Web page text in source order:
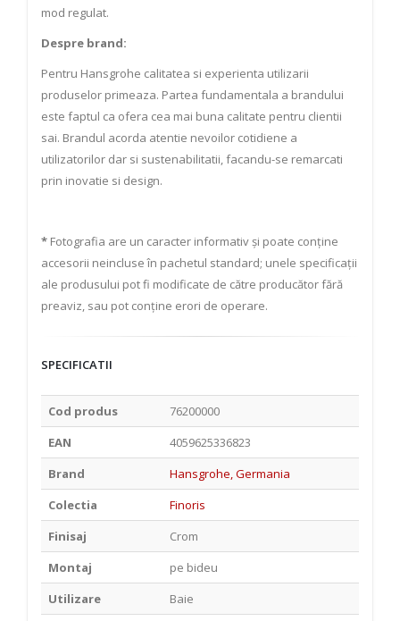
mod regulat.
Despre brand:
Pentru Hansgrohe calitatea si experienta utilizarii
produselor primeaza. Partea fundamentala a brandului
este faptul ca ofera cea mai buna calitate pentru clientii
sai. Brandul acorda atentie nevoilor cotidiene a
utilizatorilor dar si sustenabilitatii, facandu-se remarcati
prin inovatie si design.
* Fotografia are un caracter informativ și poate conține
accesorii neincluse în pachetul standard; unele specificații
ale produsului pot fi modificate de către producător fără
preaviz, sau pot conține erori de operare.
SPECIFICATII
Cod produs
76200000
EAN
4059625336823
Brand
Hansgrohe, Germania
Colectia
Finoris
Finisaj
Crom
Montaj
pe bideu
Utilizare
Baie